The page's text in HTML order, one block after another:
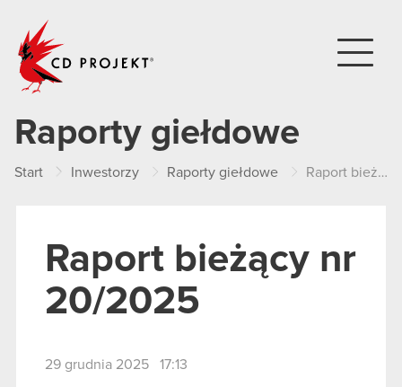
Raporty giełdowe
Start Inwestorzy Raporty giełdowe Raport bieżący nr 20/2025
Raport bieżący nr
20/2025
29 grudnia 2025 17:13